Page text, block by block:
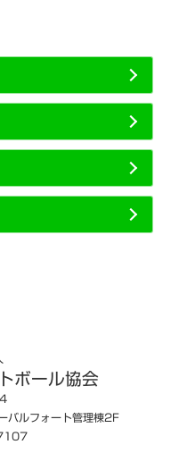
ボール協会
バルフォート管理棟2F